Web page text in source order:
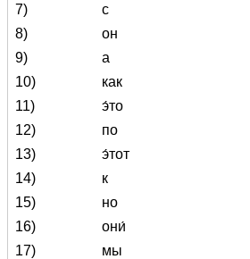
7)
с
8)
он
9)
а
10)
как
11)
э́то
12)
по
13)
э́тот
14)
к
15)
но
16)
они́
17)
мы